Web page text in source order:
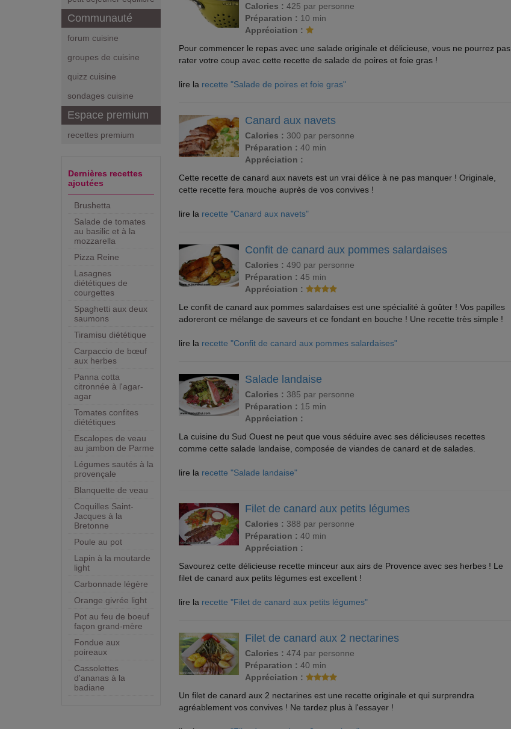
Communauté
forum cuisine
groupes de cuisine
quizz cuisine
sondages cuisine
Espace premium
recettes premium
Dernières recettes
ajoutées
Brushetta
Salade de tomates
au basilic et à la
mozzarella
Pizza Reine
Lasagnes
diététiques de
courgettes
Spaghetti aux deux
saumons
Tiramisu diététique
Carpaccio de bœuf
aux herbes
Panna cotta
citronnée à l'agar-
agar
Tomates confites
diététiques
Escalopes de veau
au jambon de Parme
Légumes sautés à la
provençale
Blanquette de veau
Coquilles Saint-
Jacques à la
Bretonne
Poule au pot
Lapin à la moutarde
light
Carbonnade légère
Orange givrée light
Pot au feu de boeuf
façon grand-mère
Fondue aux
poireaux
Cassolettes
d'ananas à la
badiane
Calories : 425 par personne
Préparation : 10 min
Appréciation :
Pour commencer le repas avec une salade originale et délicieuse, vous ne pourrez pas
rater votre coup avec cette recette de salade de poires et foie gras !
lire la recette "Salade de poires et foie gras"
Canard aux navets
Calories : 300 par personne
Préparation : 40 min
Appréciation :
Cette recette de canard aux navets est un vrai délice à ne pas manquer ! Originale,
cette recette fera mouche auprès de vos convives !
lire la recette "Canard aux navets"
Confit de canard aux pommes salardaises
Calories : 490 par personne
Préparation : 45 min
Appréciation :
Le confit de canard aux pommes salardaises est une spécialité à goûter ! Vos papilles
adoreront ce mélange de saveurs et ce fondant en bouche ! Une recette très simple !
lire la recette "Confit de canard aux pommes salardaises"
Salade landaise
Calories : 385 par personne
Préparation : 15 min
Appréciation :
La cuisine du Sud Ouest ne peut que vous séduire avec ses délicieuses recettes
comme cette salade landaise, composée de viandes de canard et de salades.
lire la recette "Salade landaise"
Filet de canard aux petits légumes
Calories : 388 par personne
Préparation : 40 min
Appréciation :
Savourez cette délicieuse recette minceur aux airs de Provence avec ses herbes ! Le
filet de canard aux petits légumes est excellent !
lire la recette "Filet de canard aux petits légumes"
Filet de canard aux 2 nectarines
Calories : 474 par personne
Préparation : 40 min
Appréciation :
Un filet de canard aux 2 nectarines est une recette originale et qui surprendra
agréablement vos convives ! Ne tardez plus à l'essayer !